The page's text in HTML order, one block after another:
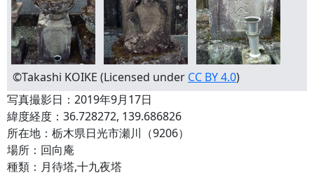
©Takashi KOIKE (Licensed under CC BY 4.0)
写真撮影日：2019年9月17日
緯度経度：36.728272, 139.686826
所在地：栃木県日光市瀬川（9206）
場所：回向庵
種類：月待塔,十九夜塔